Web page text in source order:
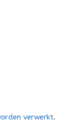
verwerkt.